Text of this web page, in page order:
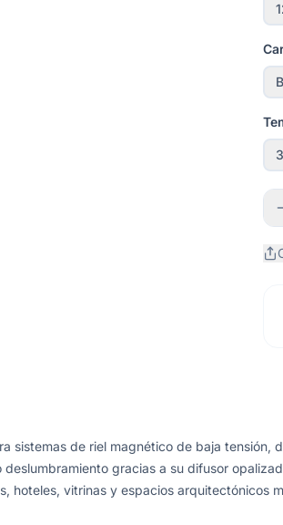
sistemas de riel magnético de baja tensión,
gracias a su difusor
hoteles, vitrinas y espacios arquitectónicos